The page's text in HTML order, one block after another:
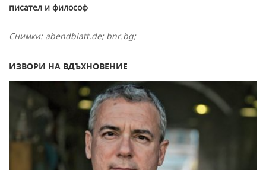
писател и философ
Снимки: abendblatt.de; bnr.bg;
ИЗВОРИ НА ВДЪХНОВЕНИЕ